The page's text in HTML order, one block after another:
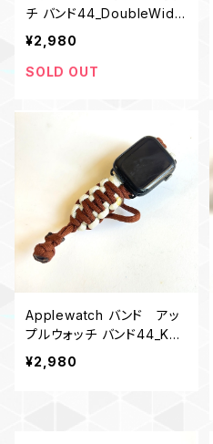
チ バンド44_DoubleWide
_カーキ緑 Apple watch
¥2,980
SOLD OUT
Applewatch バンド アッ
プルウォッチ バンド44_KC_
白茶
¥2,980